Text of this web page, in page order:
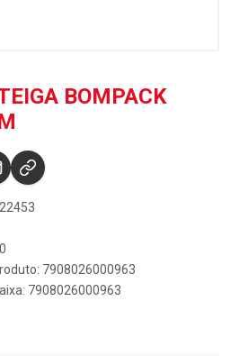
BOMPACK
7908026000963
7908026000963